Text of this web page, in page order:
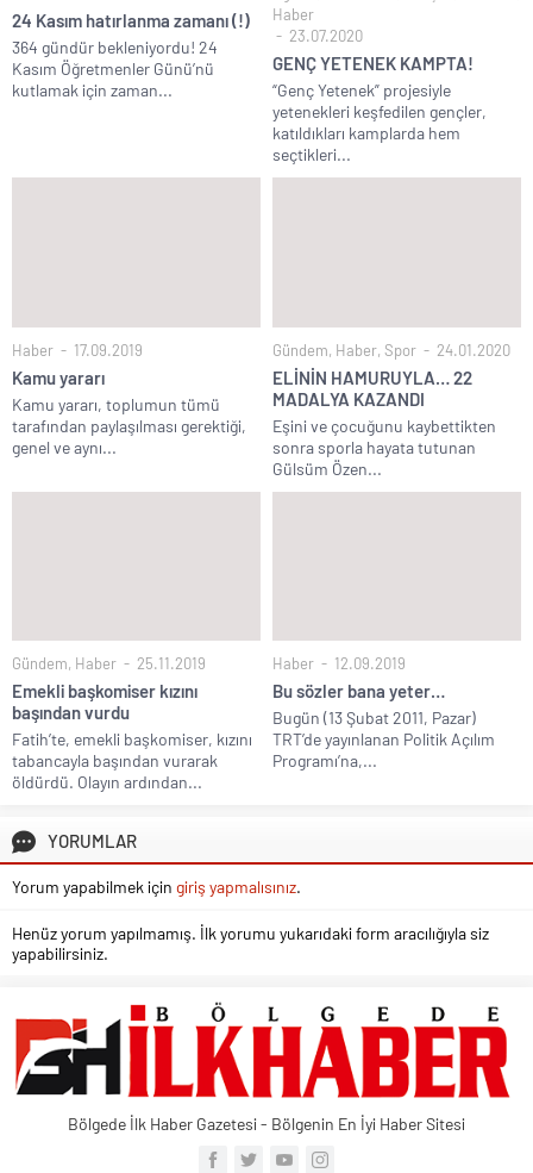
24 Kasım hatırlanma zamanı (!)
364 gündür bekleniyordu! 24
Kasım Öğretmenler Günü’nü
kutlamak için zaman...
Haber
23.07.2020
GENÇ YETENEK KAMPTA!
“Genç Yetenek” projesiyle
yetenekleri keşfedilen gençler,
katıldıkları kamplarda hem
seçtikleri...
Haber 17.09.2019
Kamu yararı
Kamu yararı, toplumun tümü
tarafından paylaşılması gerektiği,
genel ve aynı...
Gündem, Haber, Spor 24.01.2020
ELİNİN HAMURUYLA… 22
MADALYA KAZANDI
Eşini ve çocuğunu kaybettikten
sonra sporla hayata tutunan
Gülsüm Özen...
Gündem, Haber 25.11.2019
Emekli başkomiser kızını
başından vurdu
Fatih’te, emekli başkomiser, kızını
tabancayla başından vurarak
öldürdü. Olayın ardından...
Haber 12.09.2019
Bu sözler bana yeter…
Bugün (13 Şubat 2011, Pazar)
TRT’de yayınlanan Politik Açılım
Programı’na,...
YORUMLAR
Yorum yapabilmek için giriş yapmalısınız.
Henüz yorum yapılmamış. İlk yorumu yukarıdaki form aracılığıyla siz
yapabilirsiniz.
Bölgede İlk Haber Gazetesi - Bölgenin En İyi Haber Sitesi